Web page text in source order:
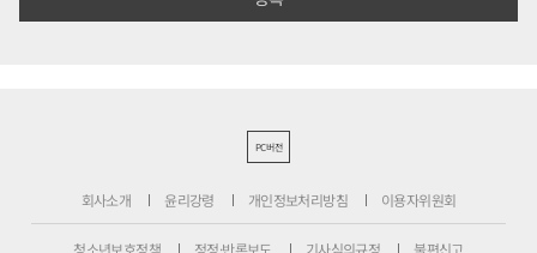
PC버전
회사소개 윤리강령 개인정보처리방침 이용자위원회
청소년보호정책 정정·반론보도 기사심의규정 불편신고